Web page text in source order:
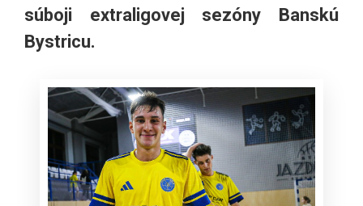
súboji extraligovej sezóny Banskú
Bystricu.